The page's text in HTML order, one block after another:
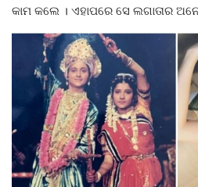
କାମ କଲେ । ଏହାପରେ ସେ ଲଗାତାର